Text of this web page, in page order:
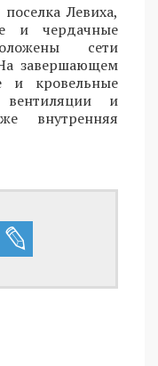
Левиха,
и чердачные
сети
завершающем
и кровельные
и
внутренняя